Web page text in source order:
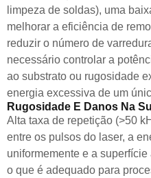
limpeza de soldas), uma
melhorar a eficiência de
reduzir o número de
necessário controlar a
ao substrato ou rugosidade
energia excessiva de um
Rugosidade E Danos Na
Alta taxa de repetição (>50
entre os pulsos do laser, a
uniformemente e a
o que é adequado para